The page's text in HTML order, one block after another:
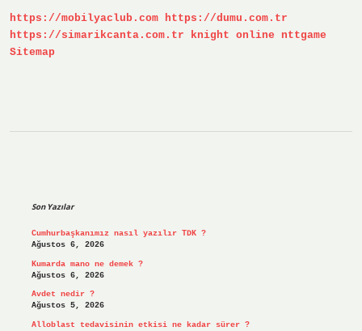
https://mobilyaclub.com https://dumu.com.tr
https://simarikcanta.com.tr
knight online
nttgame
Sitemap
Son Yazılar
Cumhurbaşkanımız nasıl yazılır TDK ?
Ağustos 6, 2026
Kumarda mano ne demek ?
Ağustos 6, 2026
Avdet nedir ?
Ağustos 5, 2026
Alloblast tedavisinin etkisi ne kadar sürer ?